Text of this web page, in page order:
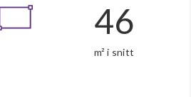
46
m² i snitt